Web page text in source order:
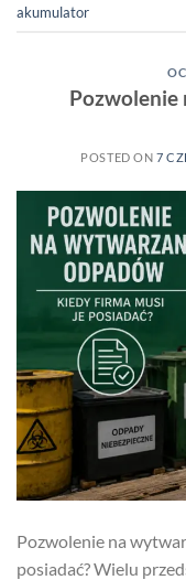
akumulator
Pozwolenie
POSTED ON 7
Pozwolenie na
posiadać? Wielu